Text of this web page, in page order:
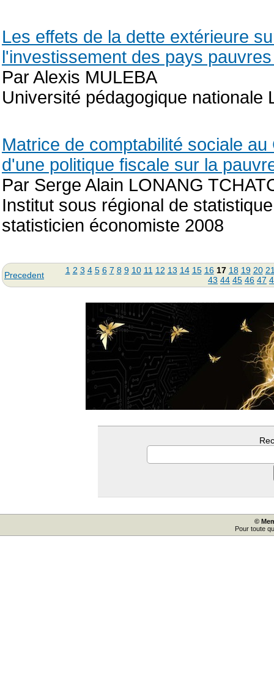
Les effets de la dette extérieure
l'investissement des pays
Par Alexis MULEBA
Université pédagogique nationale
Matrice de comptabilité sociale
d'une politique fiscale sur la
Par Serge Alain LONANG
Institut sous régional de
statisticien économiste 2008
Precedent 1 2 3 4 5 6 7 8 9 10 11 12 13 14 15 16 17 18 19 20
43 44 45 46 47
©
Pour toute